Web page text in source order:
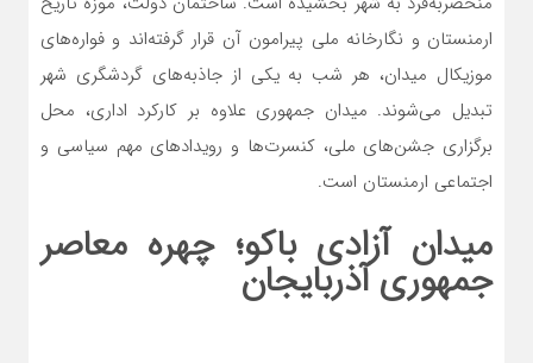
ارمنستان و نگارخانه ملی پیرامون آن قرار گرفته‌اند و فواره‌های
موزیکال میدان، هر شب به یکی از جاذبه‌های گردشگری شهر
تبدیل می‌شوند. میدان جمهوری علاوه بر کارکرد اداری، محل
برگزاری جشن‌های ملی، کنسرت‌ها و رویدادهای مهم سیاسی و
اجتماعی ارمنستان است.
میدان آزادی باکو؛ چهره معاصر
جمهوری آذربایجان